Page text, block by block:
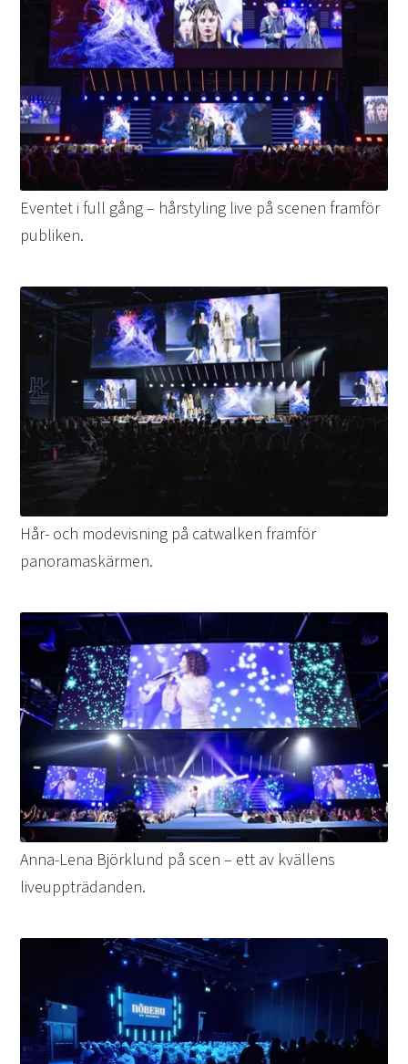
Eventet i full gång – hårstyling live på scenen framför
publiken.
Hår- och modevisning på catwalken framför
panoramaskärmen.
Anna-Lena Björklund på scen – ett av kvällens
liveuppträdanden.